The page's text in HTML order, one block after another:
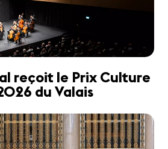
reçoit le Prix Culture
du Valais